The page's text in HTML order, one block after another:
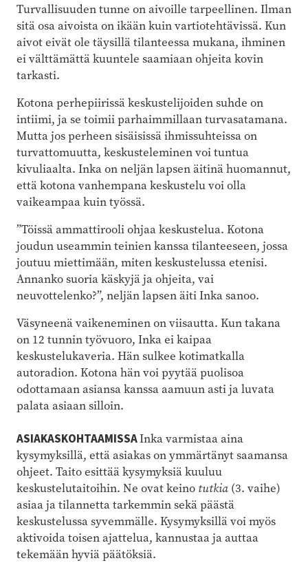
Turvallisuuden tunne on aivoille tarpeellinen. Ilman
sitä osa aivoista on ikään kuin vartiotehtävissä. Kun
aivot eivät ole täysillä tilanteessa mukana, ihminen
ei välttämättä kuuntele saamiaan ohjeita kovin
tarkasti.
Kotona perhepiirissä keskustelijoiden suhde on
intiimi, ja se toimii parhaimmillaan turvasatamana.
Mutta jos perheen sisäisissä ihmissuhteissa on
turvattomuutta, keskusteleminen voi tuntua
kivuliaalta. Inka on neljän lapsen äitinä huomannut,
että kotona vanhempana keskustelu voi olla
vaikeampaa kuin työssä.
”Töissä ammattirooli ohjaa keskustelua. Kotona
joudun useammin teinien kanssa tilanteeseen, jossa
joutuu miettimään, miten keskustelussa etenisi.
Annanko suoria käskyjä ja ohjeita, vai
neuvottelenko?”, neljän lapsen äiti Inka sanoo.
Väsyneenä vaikeneminen on viisautta. Kun takana
on 12 tunnin työvuoro, Inka ei kaipaa
keskustelukaveria. Hän sulkee kotimatkalla
autoradion. Kotona hän voi pyytää puolisoa
odottamaan asiansa kanssa aamuun asti ja luvata
palata asiaan silloin.
ASIAKASKOHTAAMISSAInka varmistaa aina
kysymyksillä, että asiakas on ymmärtänyt saamansa
ohjeet. Taito esittää kysymyksiä kuuluu
keskustelutaitoihin. Ne ovat keino tutkia (3. vaihe)
asiaa ja tilannetta tarkemmin sekä päästä
keskustelussa syvemmälle. Kysymyksillä voi myös
aktivoida toisen ajattelua, kannustaa ja auttaa
tekemään hyviä päätöksiä.